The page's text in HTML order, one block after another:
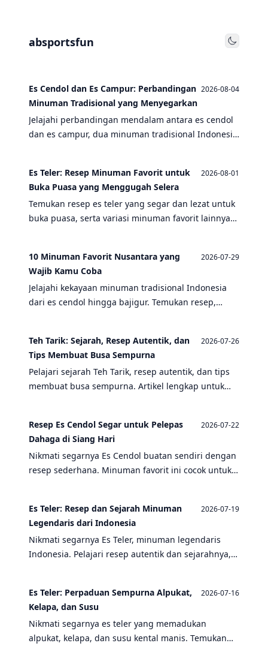
absportsfun Toggle
Es Cendol dan Es Campur: Perbandingan
Minuman Tradisional yang Menyegarkan
2026-08-04
Jelajahi perbandingan mendalam antara es cendol
dan es campur, dua minuman tradisional Indonesia
Es Teler: Resep Minuman Favorit untuk
Buka Puasa yang Menggugah Selera
2026-08-01
Temukan resep es teler yang segar dan lezat untuk
buka puasa, serta variasi minuman favorit lainnya
10 Minuman Favorit Nusantara yang
Wajib Kamu Coba
2026-07-29
Jelajahi kekayaan minuman tradisional Indonesia
dari es cendol hingga bajigur. Temukan resep,
Teh Tarik: Sejarah, Resep Autentik, dan
Tips Membuat Busa Sempurna
2026-07-26
Pelajari sejarah Teh Tarik, resep autentik, dan tips
membuat busa sempurna. Artikel lengkap untuk
Resep Es Cendol Segar untuk Pelepas
Dahaga di Siang Hari
2026-07-22
Nikmati segarnya Es Cendol buatan sendiri dengan
resep sederhana. Minuman favorit ini cocok untuk
Es Teler: Resep dan Sejarah Minuman
Legendaris dari Indonesia
2026-07-19
Nikmati segarnya Es Teler, minuman legendaris
Indonesia. Pelajari resep autentik dan sejarahnya,
jahe.
Es Teler: Perpaduan Sempurna Alpukat,
Kelapa, dan Susu
2026-07-16
Nikmati segarnya es teler yang memadukan
alpukat, kelapa, dan susu kental manis. Temukan